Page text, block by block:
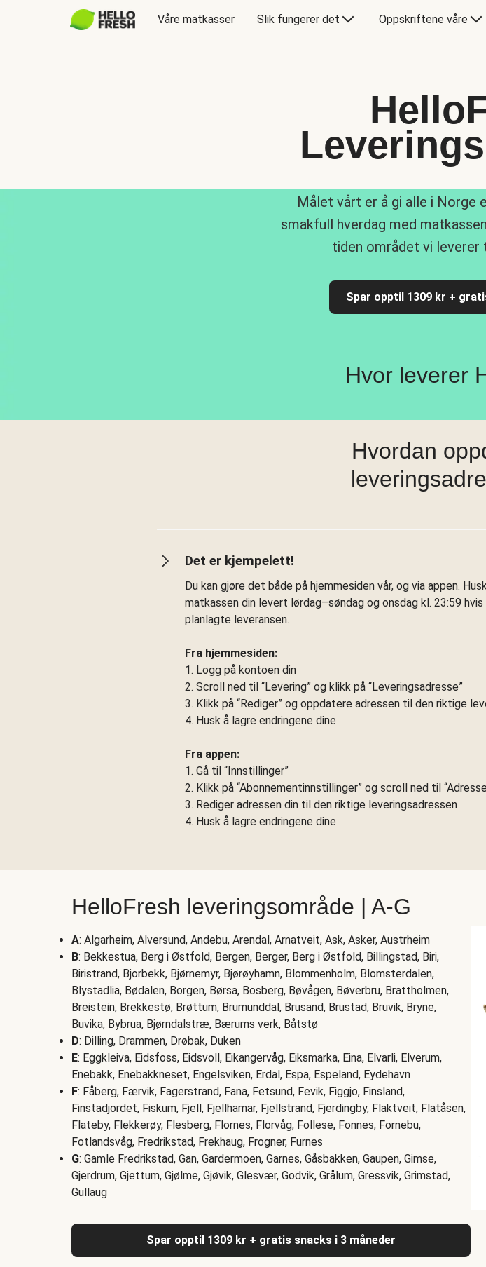
Våre matkasser Slik fungerer det Oppskriftene våre
Målet vårt er å gi alle i Norge
smakfull hverdag med
tiden området vi leverer
Spar opptil 1309 kr +
Hvor leverer
Hvordan
Det er kjempelett!
Du kan gjøre det både på hjemmesiden vår, og via appen.
matkassen din levert lørdag–søndag og onsdag kl. 23:59
planlagte leveransen.
Fra hjemmesiden:
1. Logg på kontoen din
2. Scroll ned til “Levering” og klikk på “Leveringsadresse”
3. Klikk på “Rediger” og oppdatere adressen til den riktige
4. Husk å lagre endringene dine
Fra appen:
1. Gå til “Innstillinger”
2. Klikk på “Abonnementinnstillinger” og scroll ned til
3. Rediger adressen din til den riktige leveringsadressen
4. Husk å lagre endringene dine
HelloFresh leveringsområde | A-G
A: Algarheim, Alversund, Andebu, Arendal, Arnatveit, Ask, Asker, Austrheim
B: Bekkestua, Berg i Østfold, Bergen, Berger, Berg i Østfold, Billingstad, Biri,
Biristrand, Bjorbekk, Bjørnemyr, Bjørøyhamn, Blommenholm, Blomsterdalen,
Blystadlia, Bødalen, Borgen, Børsa, Bosberg, Bøvågen, Bøverbru, Brattholmen,
Breistein, Brekkestø, Brøttum, Brumunddal, Brusand, Brustad, Bruvik, Bryne,
Buvika, Bybrua, Bjørndalstræ, Bærums verk, Båtstø
D: Dilling, Drammen, Drøbak, Duken
E: Eggkleiva, Eidsfoss, Eidsvoll, Eikangervåg, Eiksmarka, Eina, Elvarli, Elverum,
Enebakk, Enebakkneset, Engelsviken, Erdal, Espa, Espeland, Eydehavn
F: Fåberg, Færvik, Fagerstrand, Fana, Fetsund, Fevik, Figgjo, Finsland,
Finstadjordet, Fiskum, Fjell, Fjellhamar, Fjellstrand, Fjerdingby, Flaktveit, Flatåsen,
Flateby, Flekkerøy, Flesberg, Flornes, Florvåg, Follese, Fonnes, Fornebu,
Fotlandsvåg, Fredrikstad, Frekhaug, Frogner, Furnes
G: Gamle Fredrikstad, Gan, Gardermoen, Garnes, Gåsbakken, Gaupen, Gimse,
Gjerdrum, Gjettum, Gjølme, Gjøvik, Glesvær, Godvik, Grålum, Gressvik, Grimstad,
Gullaug
Spar opptil 1309 kr + gratis snacks i 3 måneder